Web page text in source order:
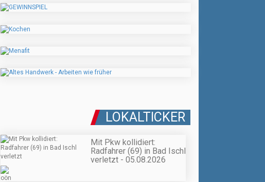
LOKALTICKER
Mit Pkw kollidiert:
Radfahrer (69) in Bad Ischl
verletzt - 05.08.2026